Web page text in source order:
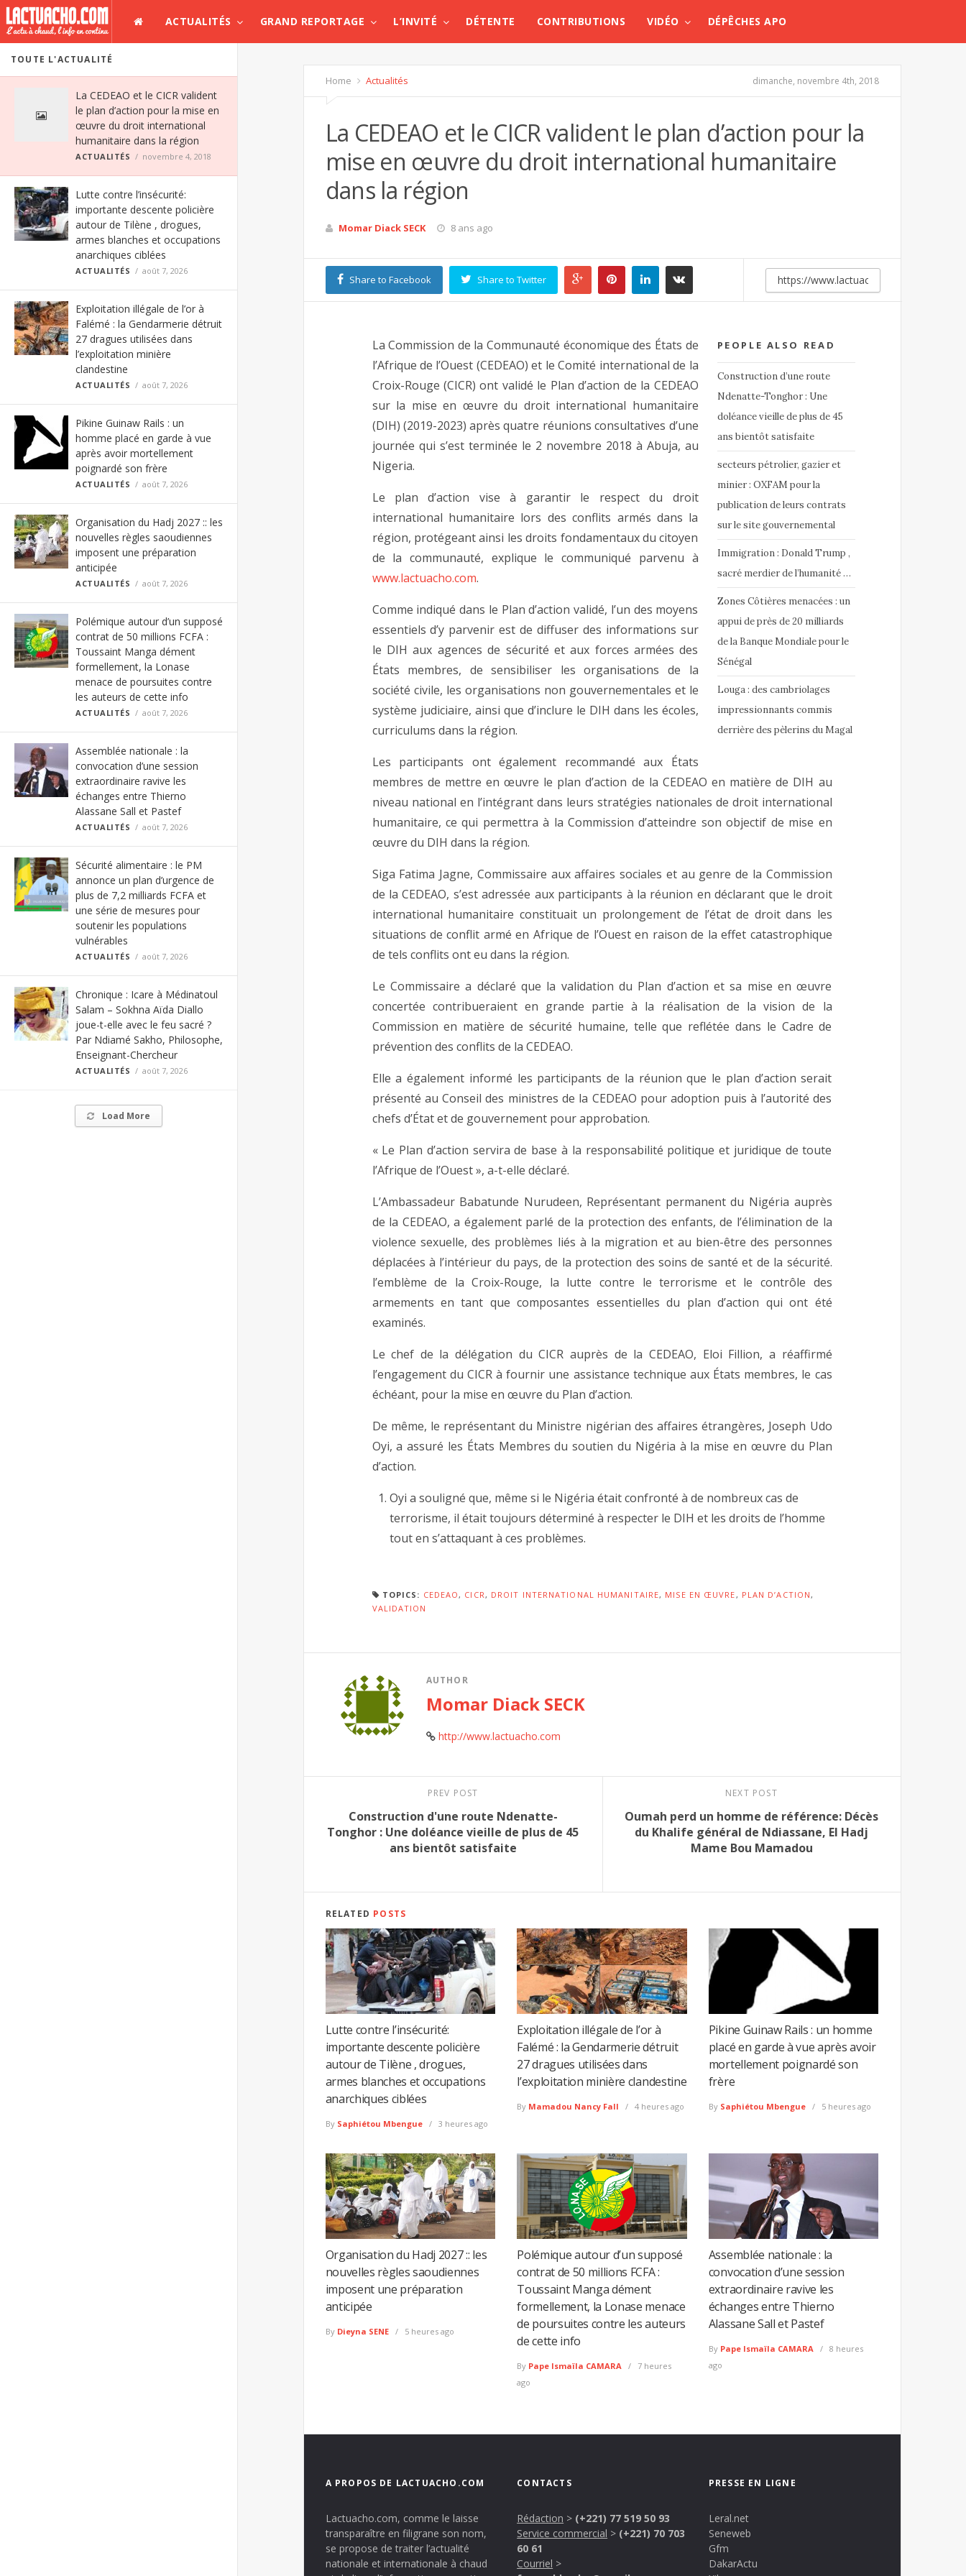
ACTUALITÉS GRAND REPORTAGE L’INVITÉ DÉTENTE CONTRIBUTIONS VIDÉO DÉPÊCHES APO
TOUTE L'ACTUALITÉ
La CEDEAO et le CICR valident
le plan d’action pour la mise en
œuvre du droit international
humanitaire dans la région
ACTUALITÉS novembre 4, 2018
Lutte contre l’insécurité:
importante descente policière
autour de Tilène , drogues,
armes blanches et occupations
anarchiques ciblées
ACTUALITÉS août 7, 2026
Exploitation illégale de l’or à
Falémé : la Gendarmerie détruit
27 dragues utilisées dans
l’exploitation minière
clandestine
ACTUALITÉS août 7, 2026
Pikine Guinaw Rails : un
homme placé en garde à vue
après avoir mortellement
poignardé son frère
ACTUALITÉS août 7, 2026
Organisation du Hadj 2027 :: les
nouvelles règles saoudiennes
imposent une préparation
anticipée
ACTUALITÉS août 7, 2026
Polémique autour d’un supposé
contrat de 50 millions FCFA :
Toussaint Manga dément
formellement, la Lonase
menace de poursuites contre
les auteurs de cette info
ACTUALITÉS août 7, 2026
Assemblée nationale : la
convocation d’une session
extraordinaire ravive les
échanges entre Thierno
Alassane Sall et Pastef
ACTUALITÉS août 7, 2026
Sécurité alimentaire : le PM
annonce un plan d’urgence de
plus de 7,2 milliards FCFA et
une série de mesures pour
soutenir les populations
vulnérables
ACTUALITÉS août 7, 2026
Chronique : Icare à Médinatoul
Salam – Sokhna Aïda Diallo
joue-t-elle avec le feu sacré ?
Par Ndiamé Sakho, Philosophe,
Enseignant-Chercheur
ACTUALITÉS août 7, 2026
Load More
Home Actualités dimanche, novembre 4th, 2018
La CEDEAO et le CICR valident le plan d’action pour la
mise en œuvre du droit international humanitaire
dans la région
Momar Diack SECK 8 ans ago
Share to Facebook Share to Twitter
PEOPLE ALSO READ
Construction d’une route
Ndenatte-Tonghor : Une
doléance vieille de plus de 45
ans bientôt satisfaite
secteurs pétrolier, gazier et
minier : OXFAM pour la
publication de leurs contrats
sur le site gouvernemental
Immigration : Donald Trump ,
sacré merdier de l’humanité …
Zones Côtières menacées : un
appui de près de 20 milliards
de la Banque Mondiale pour le
Sénégal
Louga : des cambriolages
impressionnants commis
derrière des pèlerins du Magal
La Commission de la Communauté économique des États de
l’Afrique de l’Ouest (CEDEAO) et le Comité international de la
Croix-Rouge (CICR) ont validé le Plan d’action de la CEDEAO
sur la mise en œuvre du droit international humanitaire
(DIH) (2019-2023) après quatre réunions consultatives d’une
journée qui s’est terminée le 2 novembre 2018 à Abuja, au
Nigeria.
Le plan d’action vise à garantir le respect du droit
international humanitaire lors des conflits armés dans la
région, protégeant ainsi les droits fondamentaux du citoyen
de la communauté, explique le communiqué parvenu à
www.lactuacho.com.
Comme indiqué dans le Plan d’action validé, l’un des moyens
essentiels d’y parvenir est de diffuser des informations sur
le DIH aux agences de sécurité et aux forces armées des
États membres, de sensibiliser les organisations de la
société civile, les organisations non gouvernementales et le
système judiciaire, ainsi que d’inclure le DIH dans les écoles,
curriculums dans la région.
Les participants ont également recommandé aux États
membres de mettre en œuvre le plan d’action de la CEDEAO en matière de DIH au
niveau national en l’intégrant dans leurs stratégies nationales de droit international
humanitaire, ce qui permettra à la Commission d’atteindre son objectif de mise en
œuvre du DIH dans la région.
Siga Fatima Jagne, Commissaire aux affaires sociales et au genre de la Commission
de la CEDEAO, s’est adressée aux participants à la réunion en déclarant que le droit
international humanitaire constituait un prolongement de l’état de droit dans les
situations de conflit armé en Afrique de l’Ouest en raison de la effet catastrophique
de tels conflits ont eu dans la région.
Le Commissaire a déclaré que la validation du Plan d’action et sa mise en œuvre
concertée contribueraient en grande partie à la réalisation de la vision de la
Commission en matière de sécurité humaine, telle que reflétée dans le Cadre de
prévention des conflits de la CEDEAO.
Elle a également informé les participants de la réunion que le plan d’action serait
présenté au Conseil des ministres de la CEDEAO pour adoption puis à l’autorité des
chefs d’État et de gouvernement pour approbation.
« Le Plan d’action servira de base à la responsabilité politique et juridique de toute
l’Afrique de l’Ouest », a-t-elle déclaré.
L’Ambassadeur Babatunde Nurudeen, Représentant permanent du Nigéria auprès
de la CEDEAO, a également parlé de la protection des enfants, de l’élimination de la
violence sexuelle, des problèmes liés à la migration et au bien-être des personnes
déplacées à l’intérieur du pays, de la protection des soins de santé et de la sécurité.
l’emblème de la Croix-Rouge, la lutte contre le terrorisme et le contrôle des
armements en tant que composantes essentielles du plan d’action qui ont été
examinés.
Le chef de la délégation du CICR auprès de la CEDEAO, Eloi Fillion, a réaffirmé
l’engagement du CICR à fournir une assistance technique aux États membres, le cas
échéant, pour la mise en œuvre du Plan d’action.
De même, le représentant du Ministre nigérian des affaires étrangères, Joseph Udo
Oyi, a assuré les États Membres du soutien du Nigéria à la mise en œuvre du Plan
d’action.
Oyi a souligné que, même si le Nigéria était confronté à de nombreux cas de
terrorisme, il était toujours déterminé à respecter le DIH et les droits de l’homme
tout en s’attaquant à ces problèmes.
TOPICS: CEDEAO, CICR, DROIT INTERNATIONAL HUMANITAIRE, MISE EN ŒUVRE, PLAN D’ACTION,
VALIDATION
AUTHOR
Momar Diack SECK
http://www.lactuacho.com
PREV POST
Construction d'une route Ndenatte-
Tonghor : Une doléance vieille de plus de 45
ans bientôt satisfaite
NEXT POST
Oumah perd un homme de référence: Décès
du Khalife général de Ndiassane, El Hadj
Mame Bou Mamadou
RELATED POSTS
Lutte contre l’insécurité:
importante descente policière
autour de Tilène , drogues,
armes blanches et occupations
anarchiques ciblées
By Saphiétou Mbengue 3 heures ago
Exploitation illégale de l’or à
Falémé : la Gendarmerie détruit
27 dragues utilisées dans
l’exploitation minière clandestine
By Mamadou Nancy Fall 4 heures ago
Pikine Guinaw Rails : un homme
placé en garde à vue après avoir
mortellement poignardé son
frère
By Saphiétou Mbengue 5 heures ago
Organisation du Hadj 2027 :: les
nouvelles règles saoudiennes
imposent une préparation
anticipée
By Dieyna SENE 5 heures ago
Polémique autour d’un supposé
contrat de 50 millions FCFA :
Toussaint Manga dément
formellement, la Lonase menace
de poursuites contre les auteurs
de cette info
By Pape Ismaïla CAMARA
7 heures
ago
Assemblée nationale : la
convocation d’une session
extraordinaire ravive les
échanges entre Thierno
Alassane Sall et Pastef
By Pape Ismaïla CAMARA
8 heures
ago
A PROPOS DE LACTUACHO.COM
Lactuacho.com, comme le laisse
transparaître en filigrane son nom,
se propose de traiter l’actualité
nationale et internationale à chaud
CONTACTS
Rédaction > (+221) 77 519 50 93
Service commercial > (+221) 70 703
60 61
Courriel >
PRESSE EN LIGNE
Leral.net
Seneweb
Gfm
DakarActu